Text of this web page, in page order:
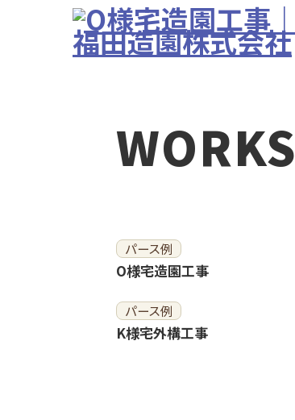
WORKS
パース例
O様宅造園工事
パース例
K様宅外構工事